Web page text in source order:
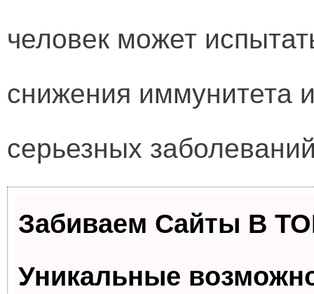
человек может
снижения иммунитета
серьезных
Забиваем Сайты В
Уникальные